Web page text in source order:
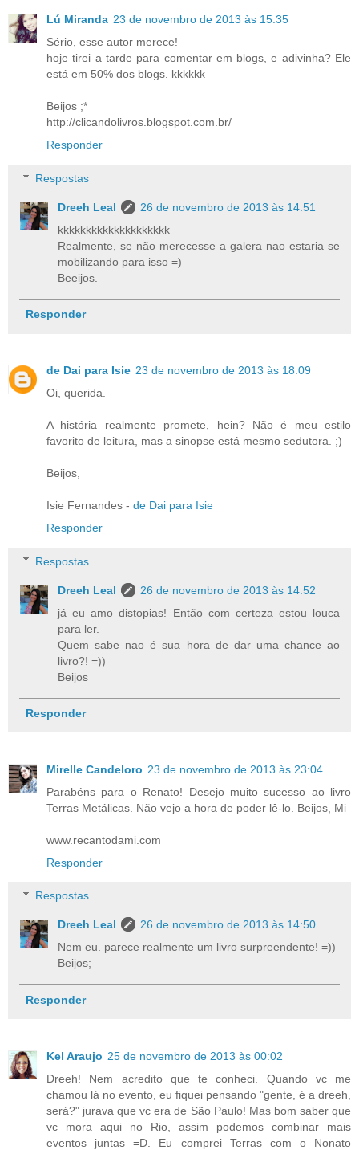
Lú Miranda 23 de novembro de 2013 às 15:35
Sério, esse autor merece!
hoje tirei a tarde para comentar em blogs, e adivinha? Ele
está em 50% dos blogs. kkkkkk
Beijos ;*
http://clicandolivros.blogspot.com.br/
Responder
Respostas
Dreeh Leal
26 de novembro de 2013 às 14:51
kkkkkkkkkkkkkkkkkkkk
Realmente, se não merecesse a galera nao estaria se
mobilizando para isso =)
Beeijos.
Responder
de Dai para Isie 23 de novembro de 2013 às 18:09
Oi, querida.
A história realmente promete, hein? Não é meu estilo
favorito de leitura, mas a sinopse está mesmo sedutora. ;)
Beijos,
Isie Fernandes - de Dai para Isie
Responder
Respostas
Dreeh Leal
26 de novembro de 2013 às 14:52
já eu amo distopias! Então com certeza estou louca
para ler.
Quem sabe nao é sua hora de dar uma chance ao
livro?! =))
Beijos
Responder
Mirelle Candeloro 23 de novembro de 2013 às 23:04
Parabéns para o Renato! Desejo muito sucesso ao livro
Terras Metálicas. Não vejo a hora de poder lê-lo. Beijos, Mi
www.recantodami.com
Responder
Respostas
Dreeh Leal
26 de novembro de 2013 às 14:50
Nem eu. parece realmente um livro surpreendente! =))
Beijos;
Responder
Kel Araujo 25 de novembro de 2013 às 00:02
Dreeh! Nem acredito que te conheci. Quando vc me
chamou lá no evento, eu fiquei pensando "gente, é a dreeh,
será?" jurava que vc era de São Paulo! Mas bom saber que
vc mora aqui no Rio, assim podemos combinar mais
eventos juntas =D. Eu comprei Terras com o Nonato